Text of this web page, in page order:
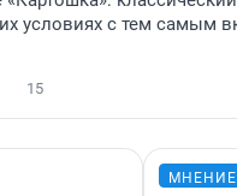
условиях с тем самым
15
МНЕНИЕ